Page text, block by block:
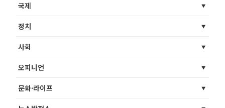
국제
정치
사회
오피니언
문화·라이프